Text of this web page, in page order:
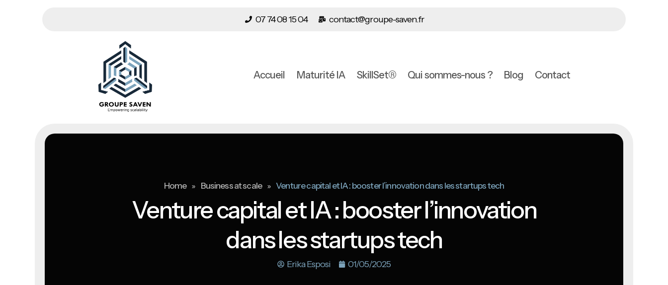
07 74 08 15 04 contact@groupe-saven.fr
Accueil Maturité IA SkillSet® Qui sommes-nous ? Blog Contact
Home » Business at scale » Venture capital et IA : booster l’innovation dans les startups tech
Venture capital et IA : booster l’innovation
dans les startups tech
Erika Esposi 01/05/2025